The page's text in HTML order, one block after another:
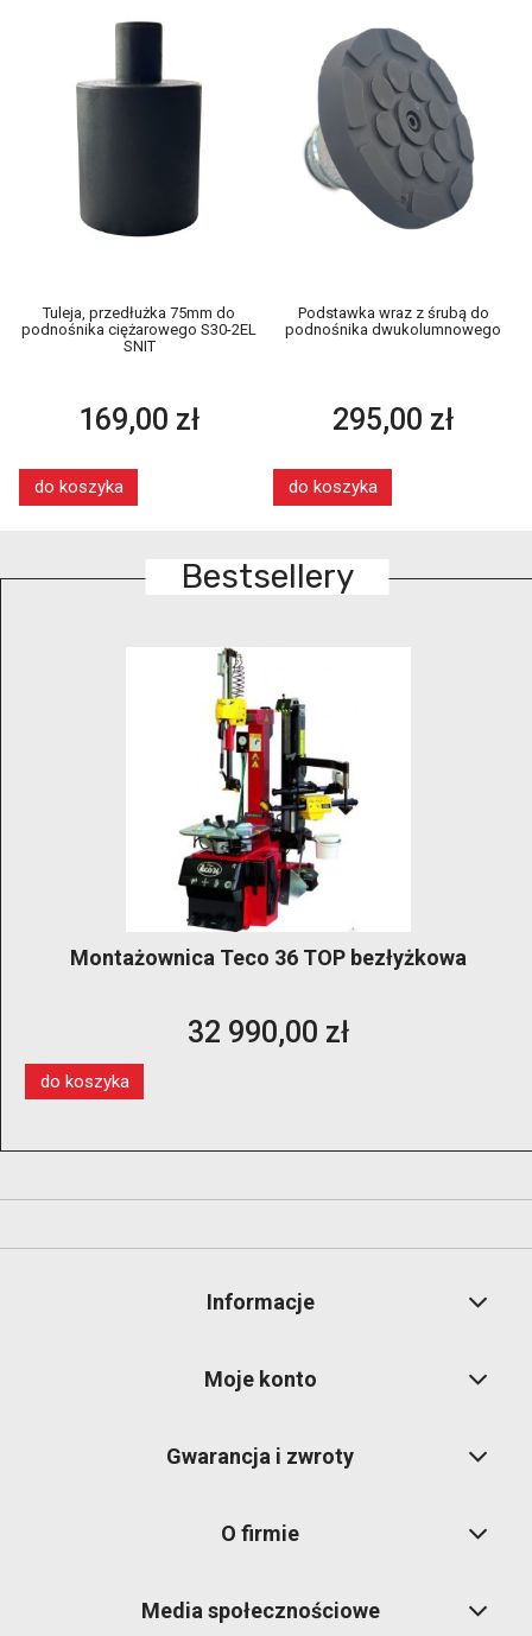
Tuleja, przedłużka 75mm do
podnośnika ciężarowego S30-2EL
SNIT
169,00 zł
do koszyka
Podstawka wraz z śrubą do
podnośnika dwukolumnowego
295,00 zł
do koszyka
Bestsellery
Montażownica Teco 36 TOP bezłyżkowa
32 990,00 zł
do koszyka
Informacje
Moje konto
Gwarancja i zwroty
O firmie
Media społecznościowe